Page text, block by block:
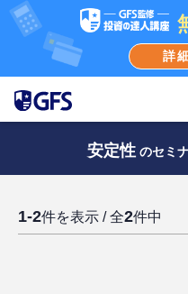
詳
安定性 のセミ
1-2件を表示 / 全2件中